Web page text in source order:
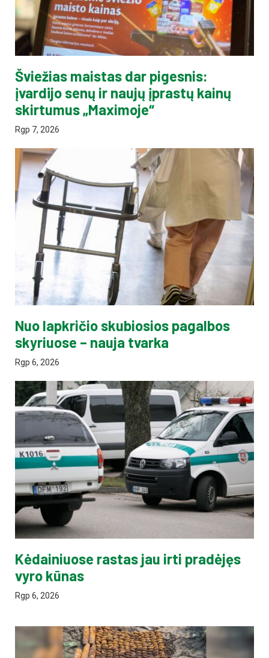
Šviežias maistas dar pigesnis:
įvardijo senų ir naujų įprastų kainų
skirtumus „Maximoje“
Rgp 7, 2026
Nuo lapkričio skubiosios pagalbos
skyriuose – nauja tvarka
Rgp 6, 2026
Kėdainiuose rastas jau irti pradėjęs
vyro kūnas
Rgp 6, 2026